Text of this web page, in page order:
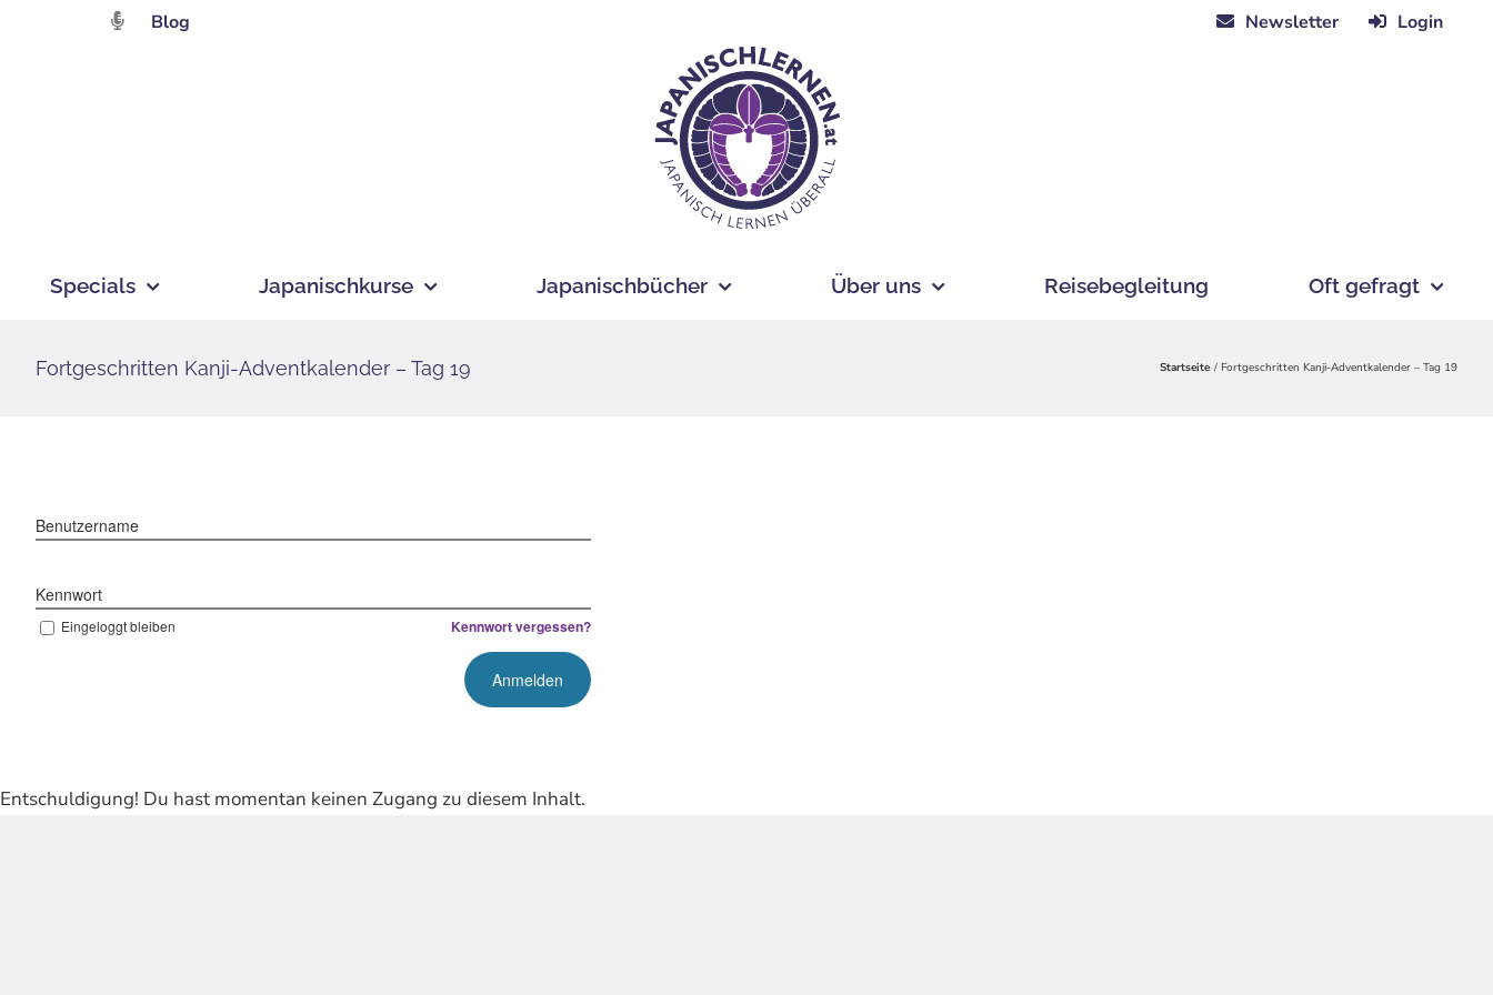
Blog Newsletter Login
Specials Japanischkurse Japanischbücher Über uns Reisebegleitung Oft gefragt
Fortgeschritten Kanji-Adventkalender – Tag 19 Startseite Fortgeschritten Kanji-Adventkalender – Tag 19
Benutzername
Kennwort
Eingeloggt bleiben Kennwort vergessen?
Entschuldigung! Du hast momentan keinen Zugang zu diesem Inhalt.